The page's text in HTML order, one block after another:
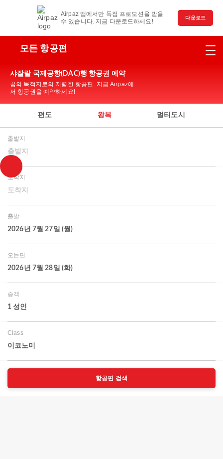
Airpaz 앱에서만 독점 프로모션을 받을
수 있습니다. 지금 다운로드하세요!
다운로드
모든 항공편
샤잘랄 국제공항(DAC)행 항공권 예약
꿈의 목적지로의 저렴한 항공편. 지금 Airpaz에
서 항공권을 예약하세요!
편도 왕복 멀티도시
출발지
출발지
도착지
도착지
출발
2026년 7월 27일 (월)
오는편
2026년 7월 28일 (화)
승객
1 성인
Class
이코노미
항공편 검색